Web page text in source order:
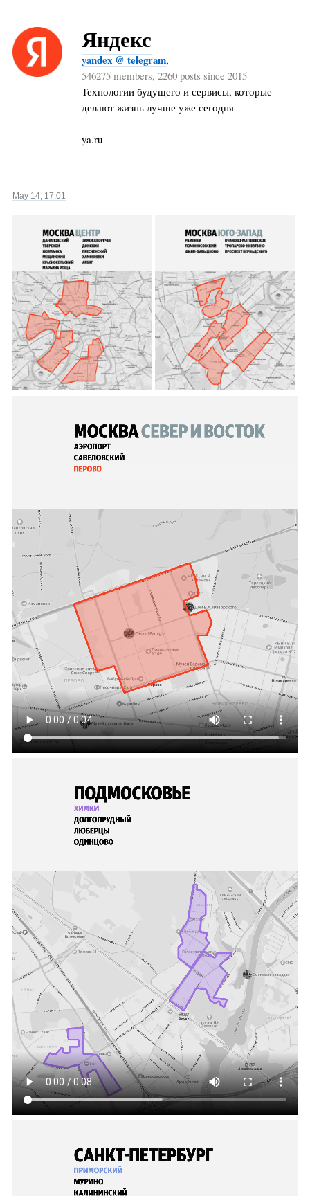
Яндекс
yandex @ telegram,
546275 members, 2260 posts since 2015
Технологии будущего и сервисы, которые
делают жизнь лучше уже сегодня
ya.ru
May 14, 17:01